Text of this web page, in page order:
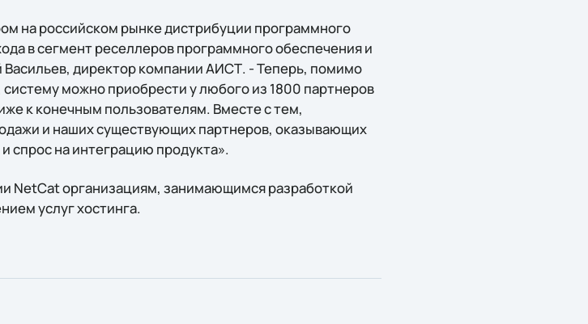
на российском рынке дистрибуции программного
в сегмент реселлеров программного обеспечения и
директор компании АИСТ. - Теперь, помимо
можно приобрести у любого из 1800 партнеров
к конечным пользователям. Вместе с тем,
и наших существующих партнеров, оказывающих
спрос на интеграцию продукта».
NetCat организациям, занимающимся разработкой
услуг хостинга.